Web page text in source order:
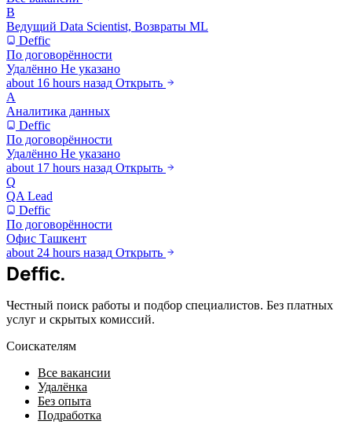
В
Ведущий Data Scientist, Возвраты ML
Deffic
По договорённости
Удалённо Не указано
about 16 hours назад Открыть
А
Аналитика данных
Deffic
По договорённости
Удалённо Не указано
about 17 hours назад Открыть
Q
QA Lead
Deffic
По договорённости
Офис Ташкент
about 24 hours назад Открыть
Deffic.
Честный поиск работы и подбор специалистов. Без платных
услуг и скрытых комиссий.
Соискателям
Все вакансии
Удалёнка
Без опыта
Подработка